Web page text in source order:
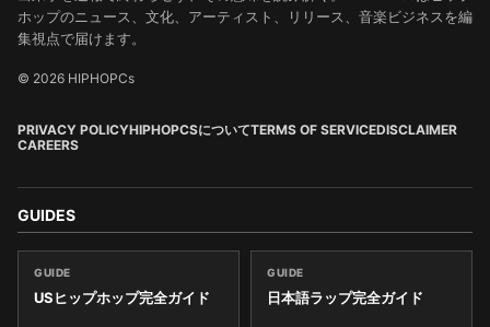
ホップのニュース、文化、アーティスト、リリース、音楽ビジネスを編
集視点で届けます。
© 2026 HIPHOPCs
PRIVACY POLICYHIPHOPCSについてTERMS OF SERVICEDISCLAIMER
CAREERS
GUIDES
GUIDE
USヒップホップ完全ガイド
GUIDE
日本語ラップ完全ガイド